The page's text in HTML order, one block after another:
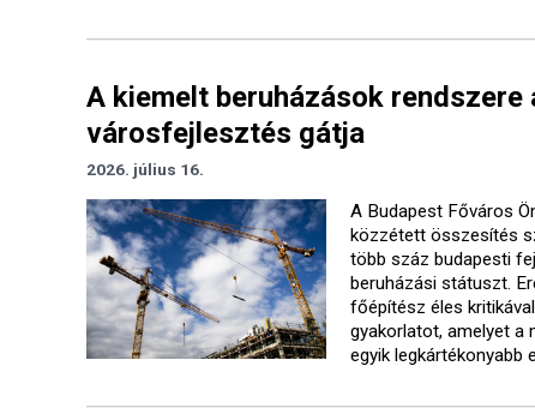
A kiemelt beruházások rendszere
városfejlesztés gátja
2026. július 16.
A Budapest Főváros
közzétett összesítés
több száz budapesti
beruházási státuszt.
főépítész éles
gyakorlatot, amelyet a
egyik legkártékonyabb